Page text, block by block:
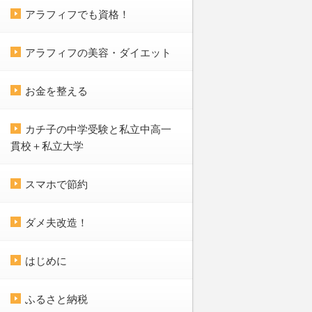
アラフィフでも資格！
アラフィフの美容・ダイエット
お金を整える
カチ子の中学受験と私立中高一
貫校＋私立大学
スマホで節約
ダメ夫改造！
はじめに
ふるさと納税